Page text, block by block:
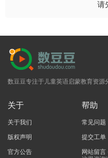
请
数豆豆专注于儿童英语启蒙教育资源
关于
关于我们
版权声明
官方公告
帮助
常见问题
提交工单
网站留言